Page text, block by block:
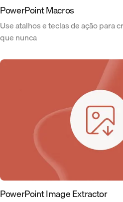
PowerPoint Macros
Use atalhos e teclas de ação para
que nunca
PowerPoint Image Extractor